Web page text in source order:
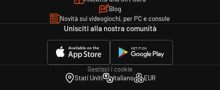
Blog
Novità sui videogiochi, per PC e console
Unisciti alla nostra comunità
Gestisci i cookie
Stati Uniti
Italiano EUR